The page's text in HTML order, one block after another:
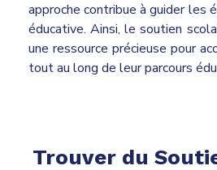
approche contribue à guider les
éducative. Ainsi, le soutien
une ressource précieuse pour
tout au long de leur parcours
Trouver du